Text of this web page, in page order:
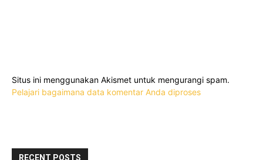
Situs ini menggunakan Akismet untuk mengurangi spam.
Pelajari bagaimana data komentar Anda diproses
RECENT POSTS